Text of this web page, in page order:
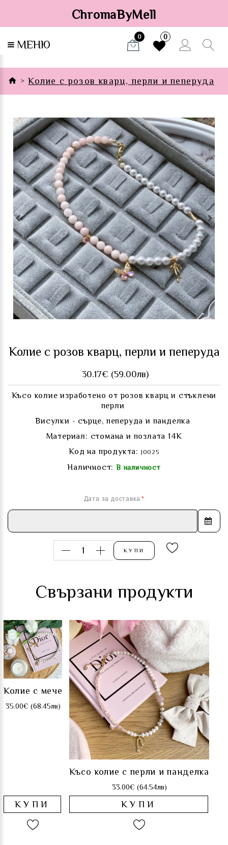
ChromaByMell
МЕНЮ
0 0
Колие с розов кварц, перли и пеперуда
Колие с розов кварц, перли и пеперуда
30.17€ (59.00лв)
Късо колие изработено от розов кварц и стъклени
перли
Висулки - сърце, пеперуда и панделка
Материал: стомана и позлата 14К
Код на продукта: J0025
Наличност: В наличност
Дата за доставка
КУПИ
Свързани продукти
Колие с мече
35.00€ (68.45лв)
КУПИ
Късо колие с перли и панделка
33.00€ (64.54лв)
КУПИ